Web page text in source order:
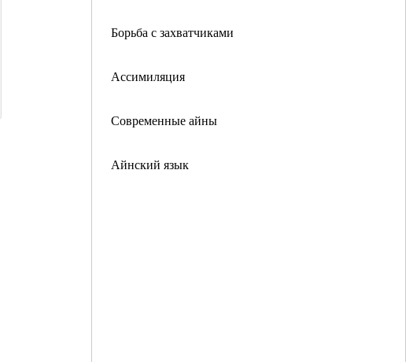
Борьба с захватчиками
Ассимиляция
Современные айны
Айнский язык